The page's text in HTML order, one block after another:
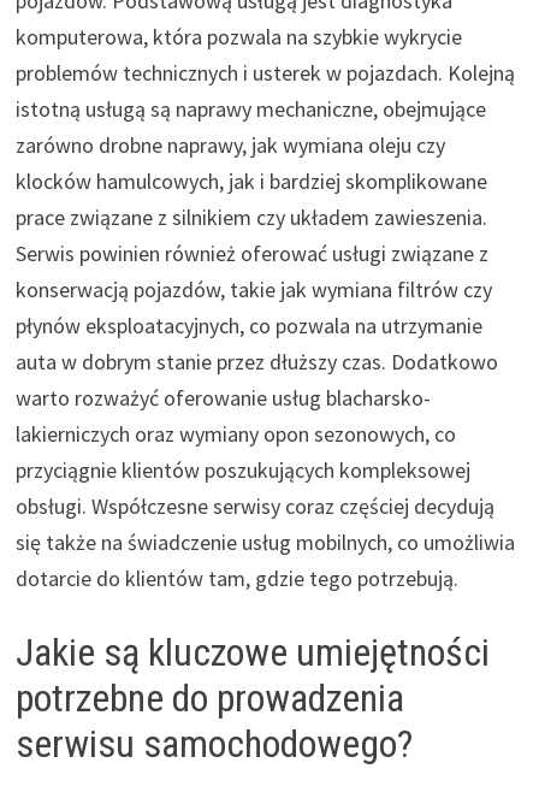
komputerowa, która pozwala na szybkie wykrycie
problemów technicznych i usterek w pojazdach. Kolejną
istotną usługą są naprawy mechaniczne, obejmujące
zarówno drobne naprawy, jak wymiana oleju czy
klocków hamulcowych, jak i bardziej skomplikowane
prace związane z silnikiem czy układem zawieszenia.
Serwis powinien również oferować usługi związane z
konserwacją pojazdów, takie jak wymiana filtrów czy
płynów eksploatacyjnych, co pozwala na utrzymanie
auta w dobrym stanie przez dłuższy czas. Dodatkowo
warto rozważyć oferowanie usług blacharsko-
lakierniczych oraz wymiany opon sezonowych, co
przyciągnie klientów poszukujących kompleksowej
obsługi. Współczesne serwisy coraz częściej decydują
się także na świadczenie usług mobilnych, co umożliwia
dotarcie do klientów tam, gdzie tego potrzebują.
Jakie są kluczowe umiejętności
potrzebne do prowadzenia
serwisu samochodowego?